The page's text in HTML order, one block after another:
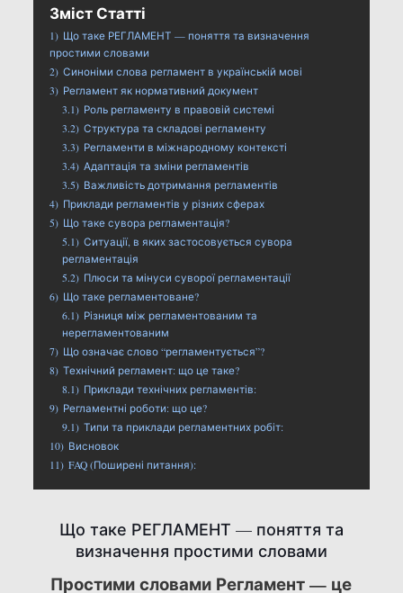
Зміст Статті
1) Що таке РЕГЛАМЕНТ — поняття та визначення
простими словами
2) Синоніми слова регламент в українській мові
3) Регламент як нормативний документ
3.1) Роль регламенту в правовій системі
3.2) Структура та складові регламенту
3.3) Регламенти в міжнародному контексті
3.4) Адаптація та зміни регламентів
3.5) Важливість дотримання регламентів
4) Приклади регламентів у різних сферах
5) Що таке сувора регламентація?
5.1) Ситуації, в яких застосовується сувора
регламентація
5.2) Плюси та мінуси суворої регламентації
6) Що таке регламентоване?
6.1) Різниця між регламентованим та
нерегламентованим
7) Що означає слово “регламентується”?
8) Технічний регламент: що це таке?
8.1) Приклади технічних регламентів:
9) Регламентні роботи: що це?
9.1) Типи та приклади регламентних робіт:
10) Висновок
11) FAQ (Поширені питання):
Що таке РЕГЛАМЕНТ — поняття та
визначення простими словами
Простими словами Регламент — це